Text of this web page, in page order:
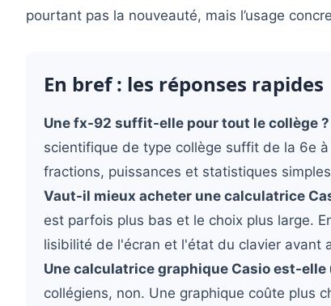
pourtant pas la nouveauté, mais l’usage
En bref : les réponses rapides
Une fx-92 suffit-elle pour tout le collège ?
scientifique de type collège suffit de la 6e
fractions, puissances et statistiques
Vaut-il mieux acheter une calculatrice
est parfois plus bas et le choix plus large.
lisibilité de l'écran et l'état du clavier avant
Une calculatrice graphique Casio est-elle
collégiens, non. Une graphique coûte plus